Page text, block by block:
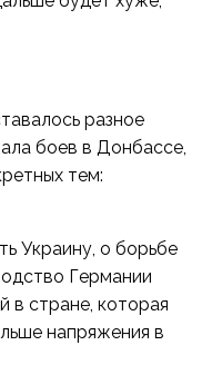
разное
боев в Донбассе,
тем:
Украину, о борьбе
Германии
в стране, которая
напряжения в